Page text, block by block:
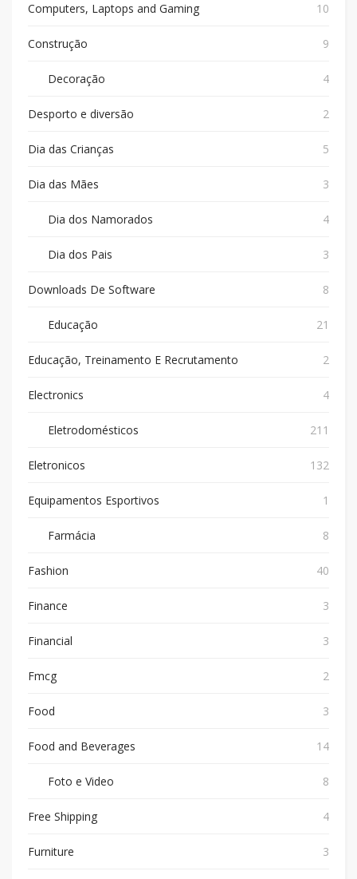
Computers, Laptops and Gaming 10
Construção 9
Decoração 4
Desporto e diversão 2
Dia das Crianças 5
Dia das Mães 3
Dia dos Namorados 4
Dia dos Pais 3
Downloads De Software 8
Educação 21
Educação, Treinamento E Recrutamento 2
Electronics 4
Eletrodomésticos 211
Eletronicos 132
Equipamentos Esportivos 1
Farmácia 8
Fashion 40
Finance 3
Financial 3
Fmcg 2
Food 3
Food and Beverages 14
Foto e Video 8
Free Shipping 4
Furniture 3